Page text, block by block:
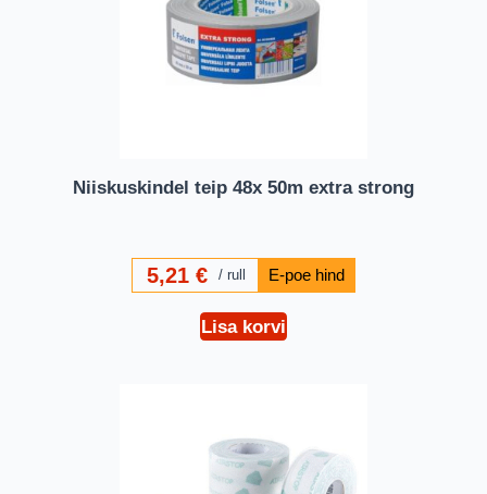
Niiskuskindel teip 48x 50m extra strong
5,21€ rull
Lisa korvi